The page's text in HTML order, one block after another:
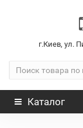
г.Киев, ул.
Каталог